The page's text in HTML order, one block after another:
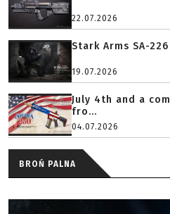
22.07.2026
Stark Arms SA-
19.07.2026
July 4th and a
fro...
04.07.2026
BROŃ PALNA